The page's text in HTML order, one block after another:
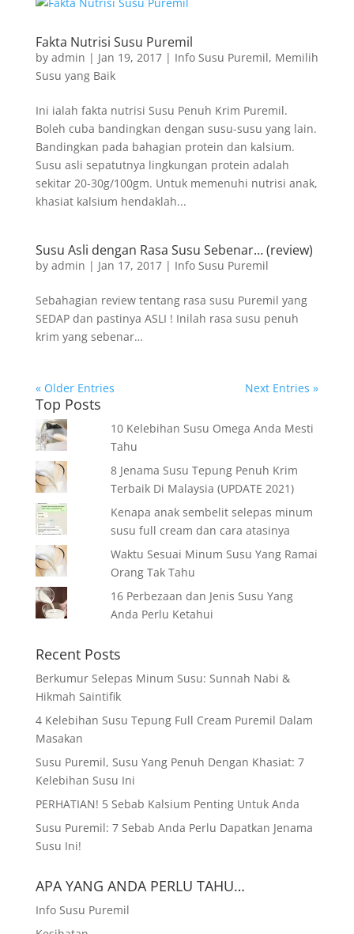
Fakta Nutrisi Susu Puremil
by admin | Jan 19, 2017| Info Susu Puremil, Memilih
Susu yang Baik
Ini ialah fakta nutrisi Susu Penuh Krim Puremil.
Boleh cuba bandingkan dengan susu-susu yang lain.
Bandingkan pada bahagian protein dan kalsium.
Susu asli sepatutnya lingkungan protein adalah
sekitar 20-30g/100gm. Untuk memenuhi nutrisi anak,
khasiat kalsium hendaklah...
Susu Asli dengan Rasa Susu Sebenar… (review)
by admin | Jan 17, 2017| Info Susu Puremil
Sebahagian review tentang rasa susu Puremil yang
SEDAP dan pastinya ASLI ! Inilah rasa susu penuh
krim yang sebenar…
« Older Entries Next Entries »
Top Posts
10 Kelebihan Susu Omega Anda Mesti
Tahu
8 Jenama Susu Tepung Penuh Krim
Terbaik Di Malaysia (UPDATE 2021)
Kenapa anak sembelit selepas minum
susu full cream dan cara atasinya
Waktu Sesuai Minum Susu Yang Ramai
Orang Tak Tahu
16 Perbezaan dan Jenis Susu Yang
Anda Perlu Ketahui
Recent Posts
Berkumur Selepas Minum Susu: Sunnah Nabi &
Hikmah Saintifik
4 Kelebihan Susu Tepung Full Cream Puremil Dalam
Masakan
Susu Puremil, Susu Yang Penuh Dengan Khasiat: 7
Kelebihan Susu Ini
PERHATIAN! 5 Sebab Kalsium Penting Untuk Anda
Susu Puremil: 7 Sebab Anda Perlu Dapatkan Jenama
Susu Ini!
APA YANG ANDA PERLU TAHU…
Info Susu Puremil